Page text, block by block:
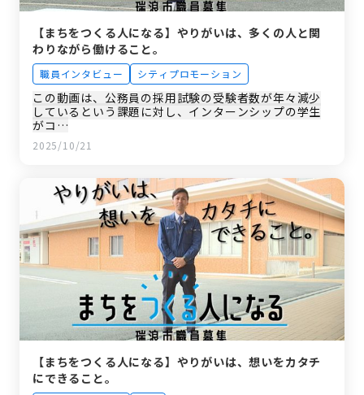
【まちをつくる人になる】やりがいは、多くの人と関
わりながら働けること。
職員インタビュー シティプロモーション
この動画は、公務員の採用試験の受験者数が年々減少
しているという課題に対し、インターンシップの学生
がコ…
2025/10/21
【まちをつくる人になる】やりがいは、想いをカタチ
にできること。